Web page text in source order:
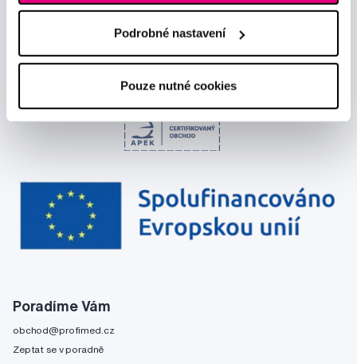
Podrobné nastavení
Pouze nutné cookies
Poradíme Vám
obchod@profimed.cz
Zeptat se v poradně